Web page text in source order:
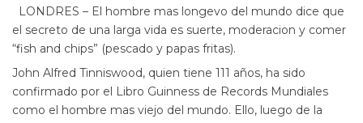
LONDRES – El hombre mas longevo del mundo dice que
el secreto de una larga vida es suerte, moderacion y comer
“fish and chips” (pescado y papas fritas).
John Alfred Tinniswood, quien tiene 111 años, ha sido
confirmado por el Libro Guinness de Records Mundiales
como el hombre mas viejo del mundo. Ello, luego de la